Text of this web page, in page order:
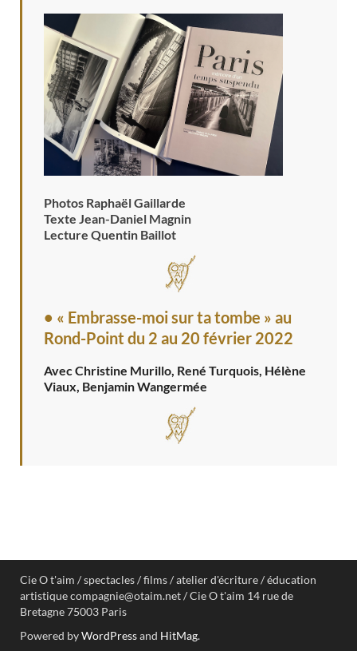
Photos Raphaël Gaillarde
Texte Jean-Daniel Magnin
Lecture Quentin Baillot
• « Embrasse-moi sur ta tombe » au
Rond-Point du 2 au 20 février 2022
Avec Christine Murillo, René Turquois, Hélène
Viaux, Benjamin Wangermée
Cie O t'aim / spectacles / films / atelier d'écriture / éducation
artistique compagnie@otaim.net / Cie O t'aim 14 rue de
Bretagne 75003 Paris
Powered byWordPressand HitMag.